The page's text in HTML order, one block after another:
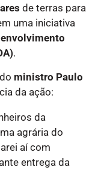
de terras para
uma iniciativa
.
ministro Paulo
da ação:
da
agrária do
aí com
entrega da